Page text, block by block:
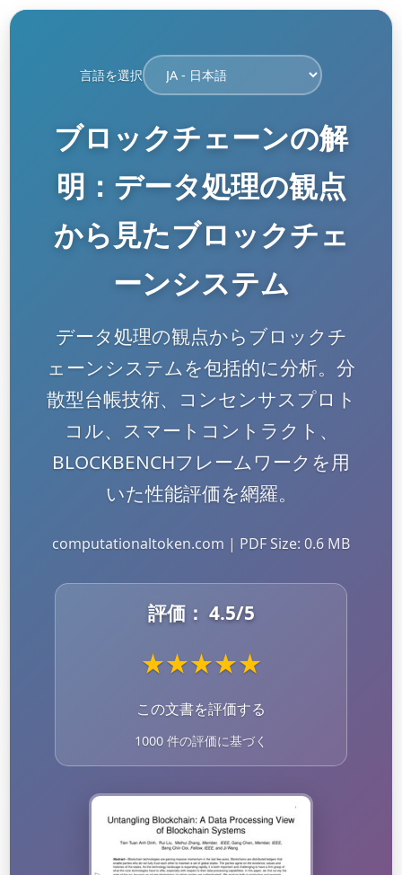
言語を選択
ブロックチェーンの解
明：データ処理の観点
から見たブロックチェ
ーンシステム
データ処理の観点からブロックチ
ェーンシステムを包括的に分析。分
散型台帳技術、コンセンサスプロト
コル、スマートコントラクト、
BLOCKBENCHフレームワークを用
いた性能評価を網羅。
computationaltoken.com | PDF Size: 0.6 MB
評価： 4.5/5
★★★★★
この文書を評価する
1000 件の評価に基づく